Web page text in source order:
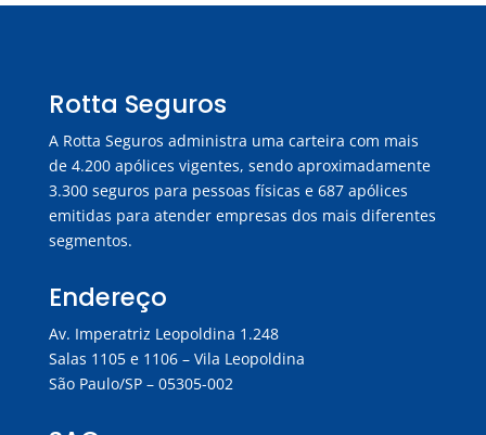
Rotta Seguros
A Rotta Seguros administra uma carteira com mais
de 4.200 apólices vigentes, sendo aproximadamente
3.300 seguros para pessoas físicas e 687 apólices
emitidas para atender empresas dos mais diferentes
segmentos.
Endereço
Av. Imperatriz Leopoldina 1.248
Salas 1105 e 1106 – Vila Leopoldina
São Paulo/SP – 05305-002